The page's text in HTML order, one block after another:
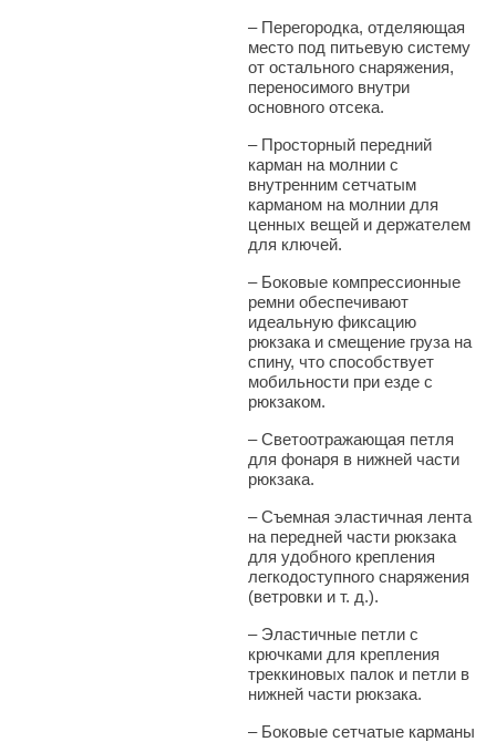
– Перегородка, отделяющая
место под питьевую систему
от остального снаряжения,
переносимого внутри
основного отсека.
– Просторный передний
карман на молнии с
внутренним сетчатым
карманом на молнии для
ценных вещей и держателем
для ключей.
– Боковые компрессионные
ремни обеспечивают
идеальную фиксацию
рюкзака и смещение груза на
спину, что способствует
мобильности при езде с
рюкзаком.
–Светоотражающая петля
для фонаря в нижней части
рюкзака.
–Съемная эластичная лента
на передней части рюкзака
для удобного крепления
легкодоступного снаряжения
(ветровки и т. д.).
– Эластичные петли с
крючками для крепления
треккиновых палок и петли в
нижней части рюкзака.
– Боковые сетчатые карманы